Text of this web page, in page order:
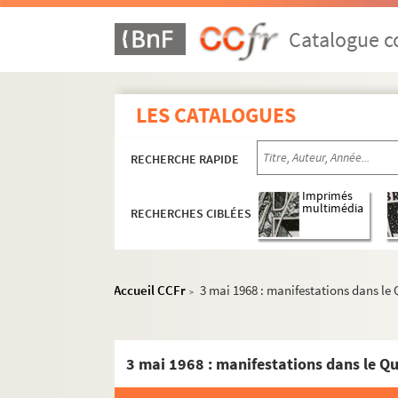
Catalogue
LES CATALOGUES
RECHERCHE RAPIDE
RECHERCHES CIBLÉES
Imprimés
multimédia
Accueil CCFr > 3 mai 1968 : manifestations dans
3 mai 1968 : manifestations dans le